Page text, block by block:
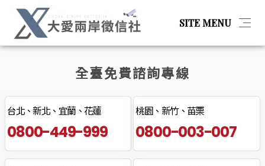
SITE MENU
最新消息
服務項目
全臺免費諮詢專線
台北、新北、宜蘭、花蓮
0800-449-999
桃園、新竹、苗栗
0800-003-007